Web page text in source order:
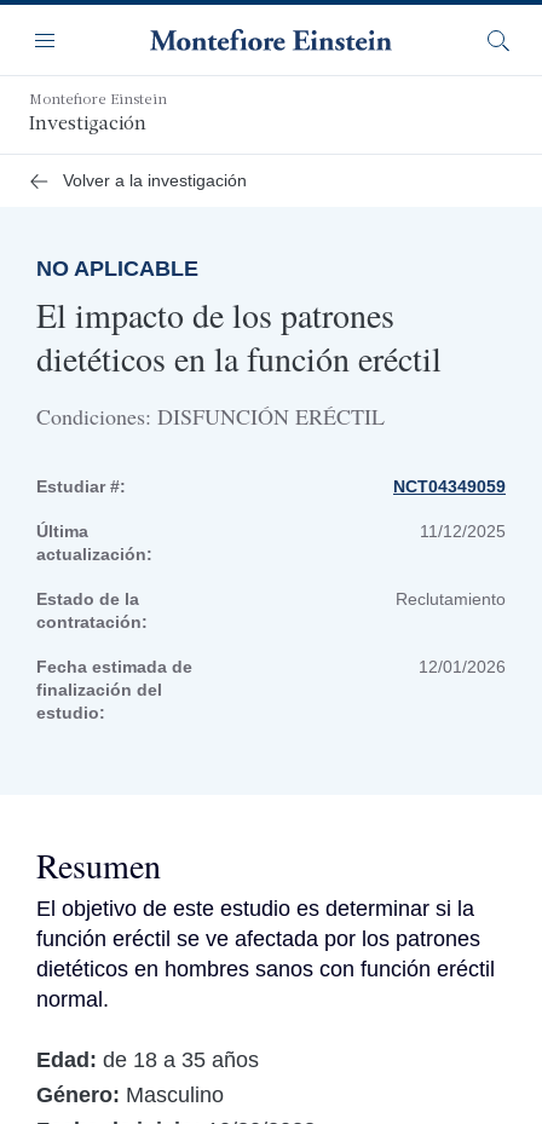
contenido
principal
Navegación
Menú
Montefiore Einstein
Investigación
Volver a la investigación
NO APLICABLE
El impacto de los patrones
dietéticos en la función eréctil
Condiciones: DISFUNCIÓN ERÉCTIL
Estudiar #: NCT04349059
Última
actualización:
11/12/2025
Estado de la
contratación:
Reclutamiento
Fecha estimada de
finalización del
estudio:
12/01/2026
Resumen
El objetivo de este estudio es determinar si la
función eréctil se ve afectada por los patrones
dietéticos en hombres sanos con función eréctil
normal.
Edad: de 18 a 35 años
Género: Masculino